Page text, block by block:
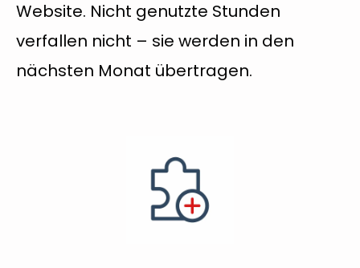
Website. Nicht genutzte Stunden
verfallen nicht – sie werden in den
nächsten Monat übertragen.